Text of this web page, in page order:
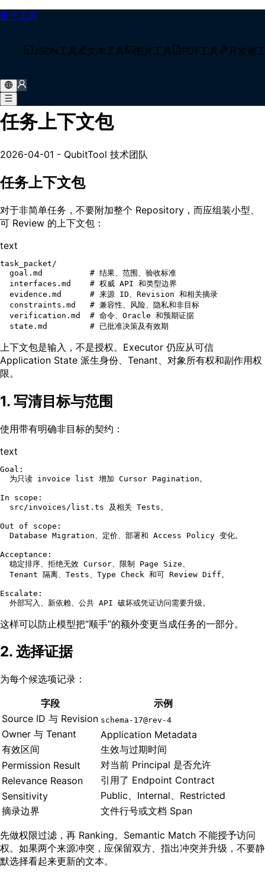
量子工具
JSON工具 文本工具 图片工具 PDF工具 开发者
/
上下文工程实战：构建可审计的
任务上下文包
2026-04-01 - QubitTool 技术团队
任务上下文包
对于非简单任务，不要附加整个 Repository，而应组装小型、
可 Review 的上下文包：
text
task_packet/
  goal.md          # 结果、范围、验收标准
  interfaces.md    # 权威 API 和类型边界
  evidence.md      # 来源 ID、Revision 和相关摘录
  constraints.md   # 兼容性、风险、隐私和非目标
  verification.md  # 命令、Oracle 和预期证据
上下文包是输入，不是授权。Executor 仍应从可信
Application State 派生身份、Tenant、对象所有权和副作用权
限。
1. 写清目标与范围
使用带有明确非目标的契约：
text
Goal:
  为只读 invoice list 增加 Cursor Pagination。
In scope:
  src/invoices/list.ts 及相关 Tests。
Out of scope:
  Database Migration、定价、部署和 Access Policy 变化。
Acceptance:
  稳定排序、拒绝无效 Cursor、限制 Page Size、
  Tenant 隔离、Tests、Type Check 和可 Review Diff。
Escalate:
这样可以防止模型把“顺手”的额外变更当成任务的一部分。
2. 选择证据
为每个候选项记录：
字段
示例
Source ID 与 Revision schema-17@rev-4
Owner 与 Tenant
Application Metadata
有效区间
生效与过期时间
Permission Result
对当前 Principal 是否允许
Relevance Reason
引用了 Endpoint Contract
Sensitivity
Public、Internal、Restricted
摘录边界
文件行号或文档 Span
先做权限过滤，再 Ranking。Semantic Match 不能授予访问
权。如果两个来源冲突，应保留双方、指出冲突并升级，不要静
默选择看起来更新的文本。